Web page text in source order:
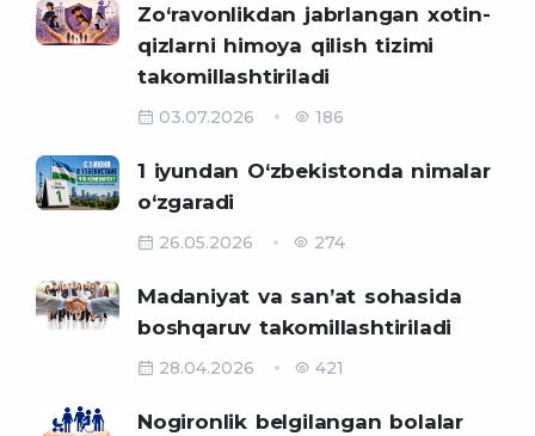
Zo‘ravonlikdan jabrlangan xotin-
qizlarni himoya qilish tizimi
takomillashtiriladi
03.07.2026 186
1 iyundan O‘zbekistonda nimalar
o‘zgaradi
26.05.2026 274
Madaniyat va sanʼat sohasida
boshqaruv takomillashtiriladi
28.04.2026 421
Nogironlik belgilangan bolalar